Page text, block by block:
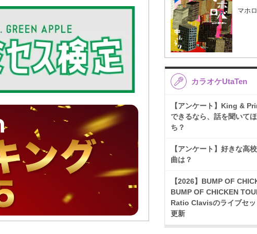
マホ
カラオケUtaTen
【アンケート】King &
できるなら、話を聞いて
ち？
【アンケート】好きな高
曲は？
【2026】BUMP OF
BUMP OF CHICKEN
Ratio Clavisのライブセ
更新